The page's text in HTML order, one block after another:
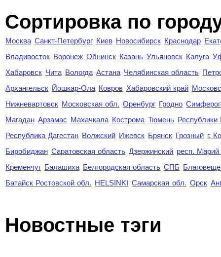
Cортировка по
Москва Санкт-Петербург Киев Новосибирск Краснодар
Владивосток Воронеж Обнинск Казань Ульяновск Калуга
Хабаровск Чита Вологда Астана Челябинская область
Архангельск Йошкар-Ола Ковров Хабаровский край
Нижневартовск Московская обл. Оренбург Гродно
Магадан Арзамас Махачкала Кострома Тюмень Республики
Республика Дагестан Волжский Ижевск Брянск Грозный г.
Биробиджан Саратовская область Дзержинский респ.
Кременчуг Балашиха Белгородская область СПБ
Батайск Ростовской обл. HELSINKI Самарская обл. Орск
Новостные тэги